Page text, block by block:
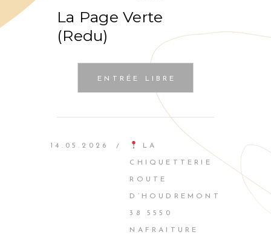
La Page Verte
(Redu)
ENTRÉE LIBRE
14.05.2026 / LA
CHIQUETTERIE
ROUTE
D’HOUDREMONT
38 5550
NAFRAITURE